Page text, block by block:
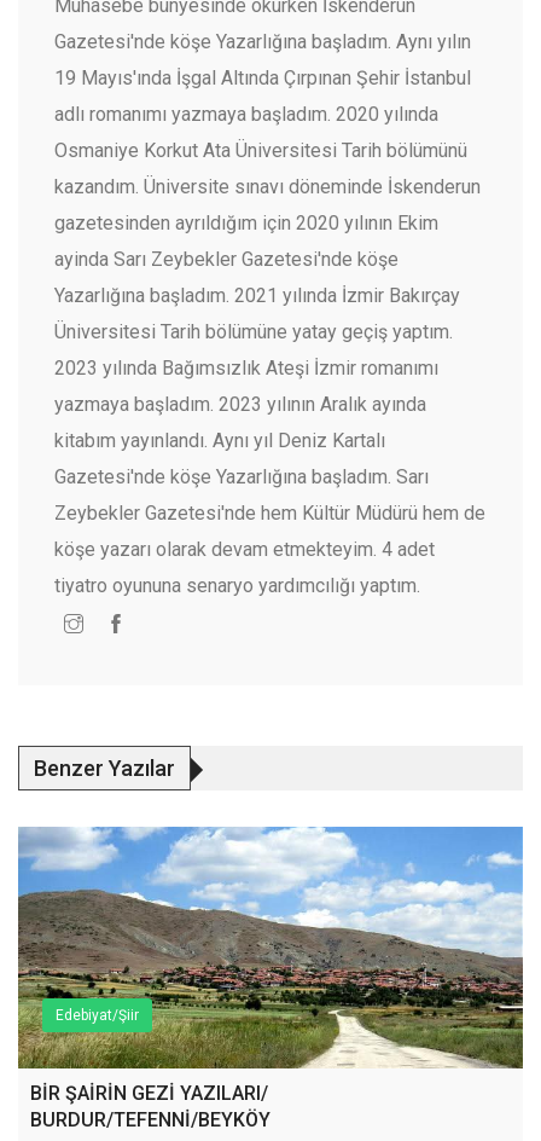
Muhasebe bünyesinde okurken İskenderun
Gazetesi'nde köşe Yazarlığına başladım. Aynı yılın
19 Mayıs'ında İşgal Altında Çırpınan Şehir İstanbul
adlı romanımı yazmaya başladım. 2020 yılında
Osmaniye Korkut Ata Üniversitesi Tarih bölümünü
kazandım. Üniversite sınavı döneminde İskenderun
gazetesinden ayrıldığım için 2020 yılının Ekim
ayinda Sarı Zeybekler Gazetesi'nde köşe
Yazarlığına başladım. 2021 yılında İzmir Bakırçay
Üniversitesi Tarih bölümüne yatay geçiş yaptım.
2023 yılında Bağımsızlık Ateşi İzmir romanımı
yazmaya başladım. 2023 yılının Aralık ayında
kitabım yayınlandı. Aynı yıl Deniz Kartalı
Gazetesi'nde köşe Yazarlığına başladım. Sarı
Zeybekler Gazetesi'nde hem Kültür Müdürü hem de
köşe yazarı olarak devam etmekteyim. 4 adet
tiyatro oyununa senaryo yardımcılığı yaptım.
Benzer Yazılar
Edebiyat/Şiir
BİR ŞAİRİN GEZİ YAZILARI/
BURDUR/TEFENNİ/BEYKÖY